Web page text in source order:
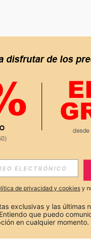
PROMOCIONES Y
de privacidad y cookies y
exclusivas y las últimas
que puedo
en cualquier momento.